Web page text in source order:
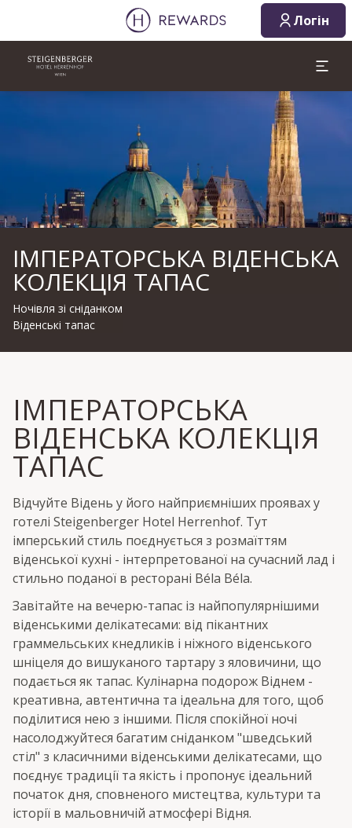
Логін
ІМПЕРАТОРСЬКА ВІДЕНСЬКА
КОЛЕКЦІЯ ТАПАС
Ночівля зі сніданком
Віденські тапас
ІМПЕРАТОРСЬКА
ВІДЕНСЬКА КОЛЕКЦІЯ
ТАПАС
Відчуйте Відень у його найприємніших проявах у
готелі Steigenberger Hotel Herrenhof. Тут
імперський стиль поєднується з розмаїттям
віденської кухні - інтерпретованої на сучасний лад і
стильно поданої в ресторані Béla Béla.
Завітайте на вечерю-тапас із найпопулярнішими
віденськими делікатесами: від пікантних
граммельських кнедликів і ніжного віденського
шніцеля до вишуканого тартару з яловичини, що
подається як тапас. Кулінарна подорож Віднем -
креативна, автентична та ідеальна для того, щоб
поділитися нею з іншими. Після спокійної ночі
насолоджуйтеся багатим сніданком "шведський
стіл" з класичними віденськими делікатесами, що
поєднує традиції та якість і пропонує ідеальний
початок дня, сповненого мистецтва, культури та
історії в мальовничій атмосфері Відня.